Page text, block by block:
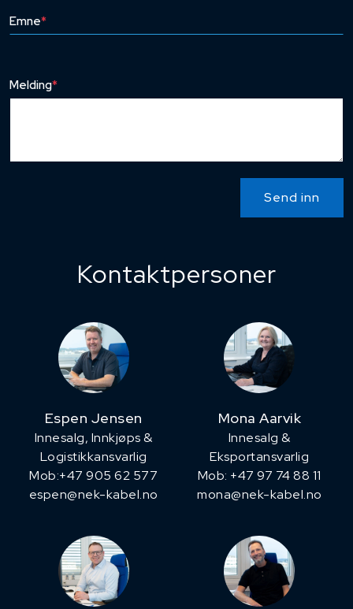
Emne*
Melding*
Send inn
Kontaktpersoner
Espen Jensen
Innesalg, ​Innkjøps &
Logistikkansvarlig
Mob:+47 905 62 577
espen@nek-kabel.no
Mona Aarvik
Innesalg &
Eksportansvarlig
Mob: +47 97 74 88 11
mona@nek-kabel.no